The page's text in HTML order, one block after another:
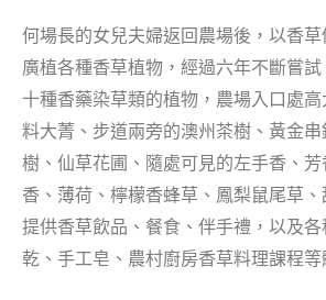
何場長的女兒夫婦返回農場後，以香草
廣植各種香草植物，經過六年不斷嘗
十種香藥染草類的植物，農場入口處
料大菁、步道兩旁的澳州茶樹、黃金
樹、仙草花圃、隨處可見的左手香、
香、薄荷、檸檬香蜂草、鳳梨鼠尾草
提供香草飲品、餐食、伴手禮，以及
乾、手工皂、農村廚房香草料理課程等